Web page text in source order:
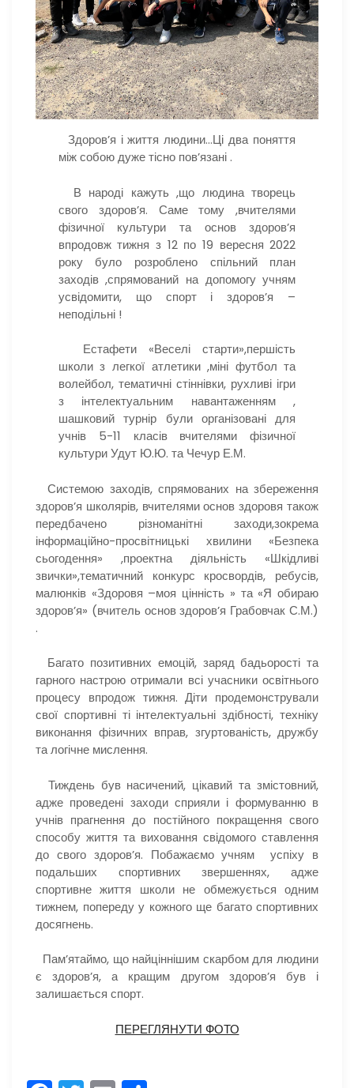
Здоров’я і життя людини…Ці два поняття
між собою дуже тісно пов’язані .
В народі кажуть ,що людина творець
свого здоров’я. Саме тому ,вчителями
фізичної культури та основ здоров’я
впродовж тижня з 12 по 19 вересня 2022
року було розроблено спільний план
заходів ,спрямований на допомогу учням
усвідомити, що спорт і здоров’я –
неподільні !
Естафети «Веселі старти»,першість
школи з легкої атлетики ,міні футбол та
волейбол, тематичні стіннівки, рухливі ігри
з інтелектуальним навантаженням ,
шашковий турнір були організовані для
учнів 5-11 класів вчителями фізичної
культури Удут Ю.Ю. та Чечур Е.М.
Системою заходів, спрямованих на збереження
здоров’я школярів, вчителями основ здоровя також
передбачено різноманітні заходи,зокрема
інформаційно-просвітницькі хвилини «Безпека
сьогодення» ,проектна діяльність «Шкідливі
звички»,тематичний конкурс кросвордів, ребусів,
малюнків «Здоровя –моя цінність » та «Я обираю
здоров’я» (вчитель основ здоров’я Грабовчак С.М.)
.
Багато позитивних емоцій, заряд бадьорості та
гарного настрою отримали всі учасники освітнього
процесу впродож тижня. Діти продемонстрували
свої спортивні ті інтелектуальні здібності, техніку
виконання фізичних вправ, згуртованість, дружбу
та логічне мислення.
Тиждень був насичений, цікавий та змістовний,
адже проведені заходи сприяли і формуванню в
учнів прагнення до постійного покращення свого
способу життя та виховання свідомого ставлення
до свого здоров’я. Побажаємо учням успіху в
подальших спортивних звершеннях, адже
спортивне життя школи не обмежується одним
тижнем, попереду у кожного ще багато спортивних
досягнень.
Пам’ятаймо, що найціннішим скарбом для людини
є здоров’я, а кращим другом здоров’я був і
залишається спорт.
ПЕРЕГЛЯНУТИ ФОТО